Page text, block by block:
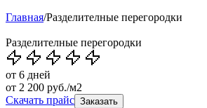
Главная/Разделителные перегородки
Разделителные перегородки
от 6 дней
от 2 200 руб./м2
Скачать прайс Заказать